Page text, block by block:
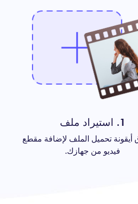
1. استيراد ملف
أيقونة تحميل الملف لإضافة مقطع
فيديو من جهازك.